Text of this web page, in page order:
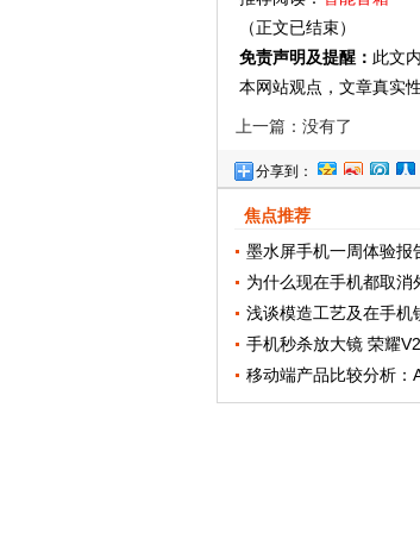
（正文已结束）
免责声明及提醒： 此文
本网站观点，文章真实
上一篇：没有了
分享到：
焦点推荐
墨水屏手机一周体验报
为什么现在手机都取消
浅谈模造工艺及在手机
手机秒杀放大镜 荣耀
移动端产品比较分析：